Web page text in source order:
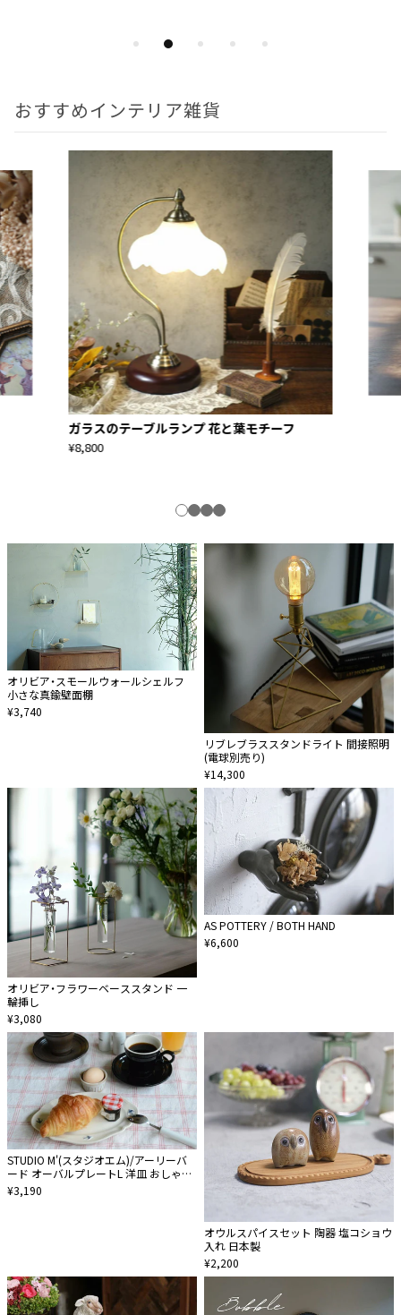
おすすめインテリア雑貨
ガラスのテーブルランプ 花と葉モチーフ
¥8,800
オリビア・スモールウォールシェルフ
小さな真鍮壁面棚
¥3,740
リブレブラススタンドライト 間接照明
(電球別売り)
¥14,300
オリビア・フラワーベーススタンド 一
輪挿し
¥3,080
AS POTTERY / BOTH HAND
¥6,600
STUDIO M'(スタジオエム)/アーリーバ
ード オーバルプレートL 洋皿 おしゃれ
瀬戸焼食器 電子レンジ食洗機対応
¥3,190
オウルスパイスセット 陶器 塩コショウ
入れ 日本製
¥2,200